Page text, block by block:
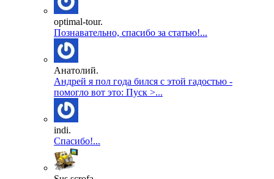
optimal-tour.
Познавательно, спасибо за статью!...
Анатолий.
Андрей я пол года бился с этой гадостью -
помогло вот это: Пуск >...
indi.
Спасибо!...